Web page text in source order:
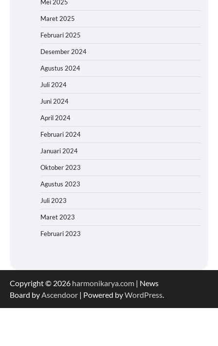
Mei 2025
Maret 2025
Februari 2025
Desember 2024
Agustus 2024
Juli 2024
Juni 2024
April 2024
Februari 2024
Januari 2024
Oktober 2023
Agustus 2023
Juli 2023
Maret 2023
Februari 2023
Copyright © 2026 harmonikarya.com | News
Board by Ascendoor | Powered byWordPress